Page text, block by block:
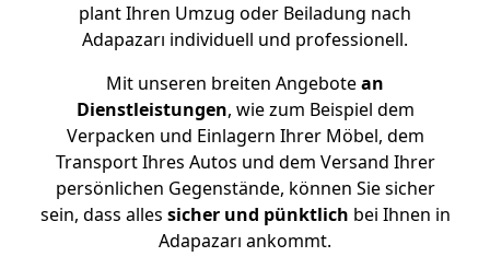
plant Ihren Umzug oder Beiladung nach
Adapazarı individuell und professionell.
Mit unseren breiten Angebotean
Dienstleistungen, wie zum Beispiel dem
Verpacken und Einlagern Ihrer Möbel, dem
Transport Ihres Autos und dem Versand Ihrer
persönlichen Gegenstände, können Sie sicher
sein, dass alles sicher und pünktlich bei Ihnen in
Adapazarı ankommt.